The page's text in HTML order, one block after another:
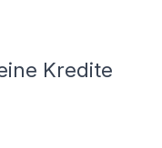
Kredite